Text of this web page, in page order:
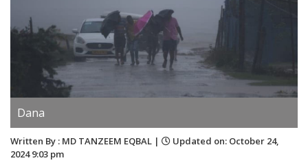
Dana
Written By : MD TANZEEM EQBAL |
Updated on: October 24,
2024 9:03 pm